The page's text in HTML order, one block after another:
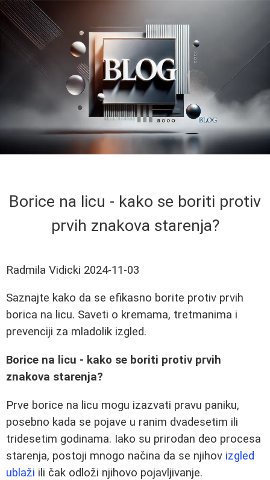
Borice na licu - kako se boriti protiv
prvih znakova starenja?
Radmila Vidicki 2024-11-03
Saznajte kako da se efikasno borite protiv prvih
borica na licu. Saveti o kremama, tretmanima i
prevenciji za mladolik izgled.
Borice na licu - kako se boriti protiv prvih
znakova starenja?
Prve borice na licu mogu izazvati pravu paniku,
posebno kada se pojave u ranim dvadesetim ili
tridesetim godinama. Iako su prirodan deo procesa
starenja, postoji mnogo načina da se njihov izgled
ublaži ili čak odloži njihovo pojavljivanje.